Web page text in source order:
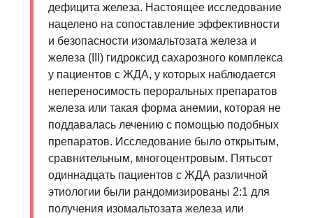
дефицита железа. Настоящее исследование
нацелено на сопоставление эффективности
и безопасности изомальтозата железа и
железа (III) гидроксид сахарозного комплекса
у пациентов с ЖДА, у которых наблюдается
непереносимость пероральных препаратов
железа или такая форма анемии, которая не
поддавалась лечению с помощью подобных
препаратов. Исследование было открытым,
сравнительным, многоцентровым. Пятьсот
одиннадцать пациентов с ЖДА различной
этиологии были рандомизированы 2:1 для
получения изомальтозата железа или